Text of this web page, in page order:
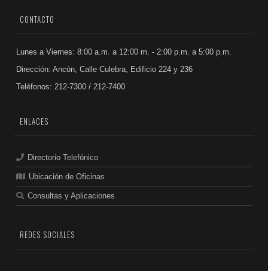
CONTACTO
Lunes a Viernes: 8:00 a.m. a 12:00 m. - 2:00 p.m. a 5:00 p.m.
Dirección: Ancón, Calle Culebra, Edificio 224 y 236
Teléfonos: 212-7300 / 212-7400
ENLACES
Directorio Telefónico
Ubicación de Oficinas
Consultas y Aplicaciones
REDES SOCIALES